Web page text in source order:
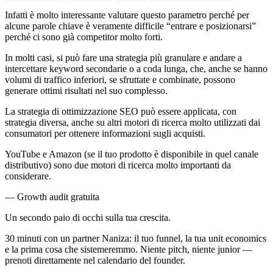
Infatti è molto interessante valutare questo parametro perché per
alcune parole chiave è veramente difficile “entrare e posizionarsi”
perché ci sono già competitor molto forti.
In molti casi, si può fare una strategia più granulare e andare a
intercettare keyword secondarie o a coda lunga, che, anche se hanno
volumi di traffico inferiori, se sfruttate e combinate, possono
generare ottimi risultati nel suo complesso.
La strategia di ottimizzazione SEO può essere applicata, con
strategia diversa, anche su altri motori di ricerca molto utilizzati dai
consumatori per ottenere informazioni sugli acquisti.
YouTube e Amazon (se il tuo prodotto è disponibile in quel canale
distributivo) sono due motori di ricerca molto importanti da
considerare.
— Growth audit gratuita
Un secondo paio di occhi sulla tua crescita.
30 minuti con un partner Naniza: il tuo funnel, la tua unit economics
e la prima cosa che sistemeremmo. Niente pitch, niente junior —
prenoti direttamente nel calendario del founder.